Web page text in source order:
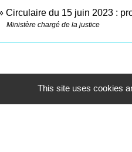
Circulaire du 15 juin 2023 :
Ministère chargé de la justice
This site uses cookies